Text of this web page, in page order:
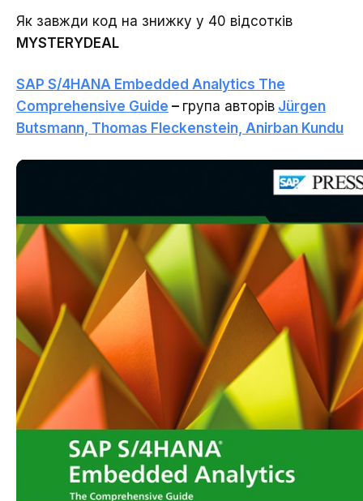
Як завжди код на знижку у 40 відсотків
MYSTERYDEAL
SAP S/4HANA Embedded Analytics The
Comprehensive Guide – група авторів Jürgen
Butsmann, Thomas Fleckenstein, Anirban Kundu